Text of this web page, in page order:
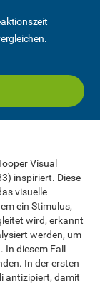
Visual
inspiriert. Diese
visuelle
ein Stimulus,
wird, erkannt
werden, um
diesem Fall
In der ersten
antizipiert, damit